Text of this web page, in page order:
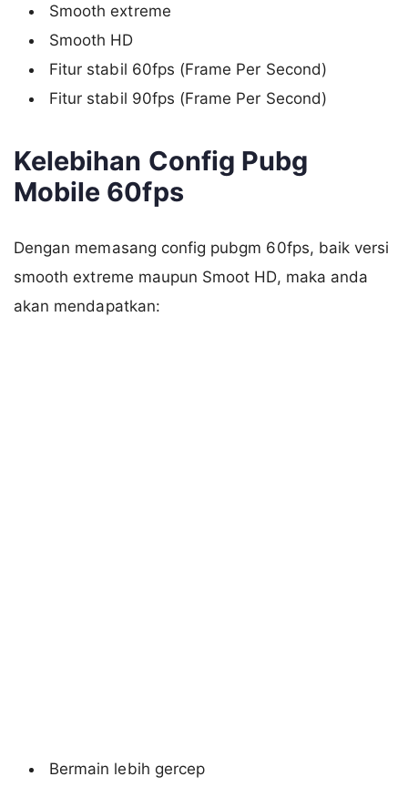
Smooth extreme
Smooth HD
Fitur stabil 60fps (Frame Per Second)
Fitur stabil 90fps (Frame Per Second)
Kelebihan Config Pubg
Mobile 60fps
Dengan memasang config pubgm 60fps, baik versi
smooth extreme maupun Smoot HD, maka anda
akan mendapatkan:
Bermain lebih gercep